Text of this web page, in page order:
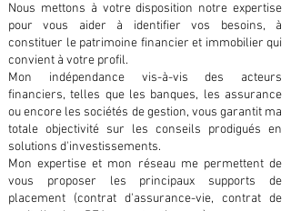
Nous mettons à votre disposition notre expertise
pour vous aider à identifier vos besoins, à
constituer le patrimoine financier et immobilier qui
convient à votre profil.
Mon indépendance vis-à-vis des acteurs
financiers, telles que les banques, les assurance
ou encore les sociétés de gestion, vous garantit ma
totale objectivité sur les conseils prodigués en
solutions d'investissements.
Mon expertise et mon réseau me permettent de
vous proposer les principaux supports de
placement (contrat d'assurance-vie, contrat de